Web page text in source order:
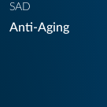
SAD
Anti-Aging